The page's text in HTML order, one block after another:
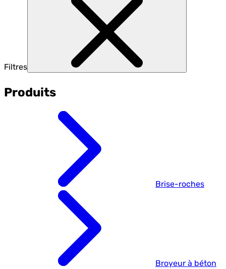
Filtres
Produits
Brise-roches
Broyeur à béton